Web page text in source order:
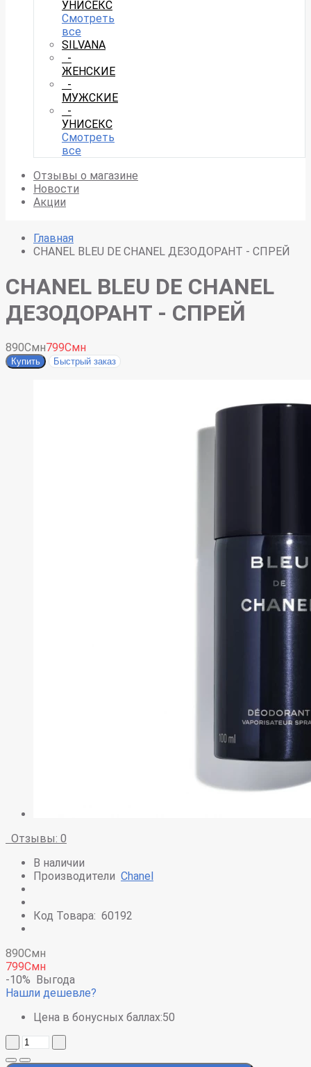
УНИСЕКС
Смотреть
все
SILVANA
-
ЖЕНСКИЕ
-
МУЖСКИЕ
-
УНИСЕКС
Смотреть
все
Отзывы о магазине
Новости
Акции
Главная
CHANEL BLEU DE CHANEL ДЕЗОДОРАНТ - СПРЕЙ
CHANEL BLEU DE CHANEL
ДЕЗОДОРАНТ - СПРЕЙ
890Смн799Смн
Купить Быстрый заказ
Отзывы: 0
В наличии
Производители Chanel
Код Товара: 60192
890Смн
799Смн
-10% Выгода
Нашли дешевле?
Цена в бонусных баллах:50